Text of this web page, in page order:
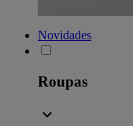
Novidades
Roupas